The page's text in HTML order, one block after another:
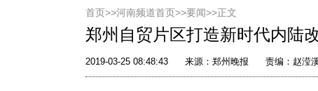
首页>>河南频道首页>>要闻>>正文
郑州自贸片区打造新时代内陆
2019-03-25 08:48:43 来源： 郑州晚报 责编：赵滢